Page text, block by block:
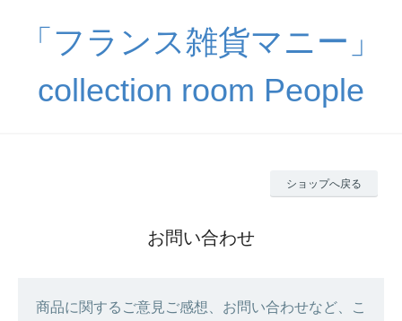
「フランス雑貨マニー」
collection room People
ショップへ戻る
お問い合わせ
商品に関するご意見ご感想、お問い合わせなど、こ